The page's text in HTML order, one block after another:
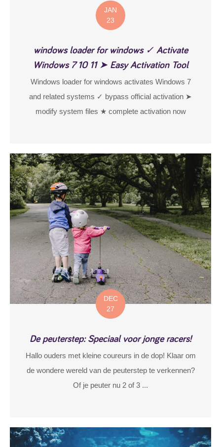
JAN
23
windows loader for windows ✓ Activate
Windows 7 10 11 ➤ Easy Activation Tool
Windows loader for windows activates Windows 7
and related systems ✓ bypass official activation ➤
modify system files ★ complete activation now
DEC
27
De peuterstep: Speciaal voor jonge racers!
Hallo ouders met kleine coureurs in de dop! Klaar om
de wondere wereld van de peuterstep te verkennen?
Of je peuter nu 2 of 3 ...